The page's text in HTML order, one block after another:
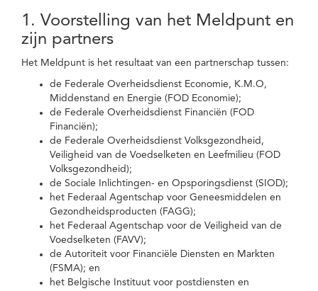
1. Voorstelling van het Meldpunt en
zijn partners
Het Meldpunt is het resultaat van een partnerschap tussen:
de Federale Overheidsdienst Economie, K.M.O,
Middenstand en Energie (FOD Economie);
de Federale Overheidsdienst Financiën (FOD
Financiën);
de Federale Overheidsdienst Volksgezondheid,
Veiligheid van de Voedselketen en Leefmilieu (FOD
Volksgezondheid);
de Sociale Inlichtingen- en Opsporingsdienst (SIOD);
het Federaal Agentschap voor Geneesmiddelen en
Gezondheidsproducten (FAGG);
het Federaal Agentschap voor de Veiligheid van de
Voedselketen (FAVV);
de Autoriteit voor Financiële Diensten en Markten
(FSMA); en
het Belgische Instituut voor postdiensten en